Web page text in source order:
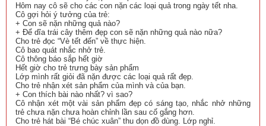
Hôm nay cô sẽ cho các con nặn các loại quả trong ngày tết nha.
Cô gợi hỏi ý tưởng của trẻ:
+ Con sẽ nặn những quả nào?
+ Để dĩa trái cây thêm đẹp con sẽ nặn những quả nào nữa?
Cho trẻ đọc “Vè tết đến” về thực hiện.
Cô bao quát nhắc nhở trẻ.
Cô thông báo sắp hết giờ
Hết giờ cho trẻ trưng bày sản phẩm
Lớp mình rất giỏi đã nặn được các loại quả rất đẹp.
Cho trẻ nhận xét sản phẩm của mình và của bạn.
+ Con thích bài nào nhất? vì sao?
Cô nhận xét một vài sản phẩm đẹp có sáng tạo, nhắc nhở những
trẻ chưa nặn chưa hoàn chỉnh lần sau cố gắng hơn.
Cho trẻ hát bài “Bé chúc xuân” thu dọn đồ dùng. Lớp nghỉ.